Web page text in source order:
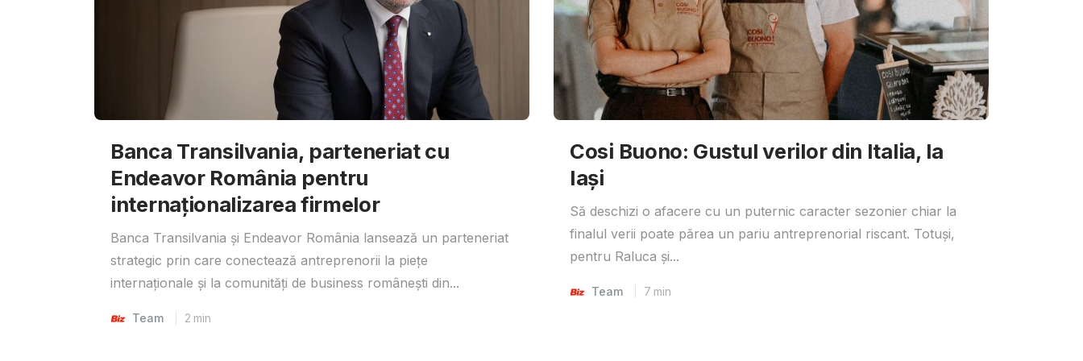
Banca Transilvania, parteneriat cu
Endeavor România pentru
internaționalizarea firmelor
Banca Transilvania și Endeavor România lansează un parteneriat
strategic prin care conectează antreprenorii la piețe
internaționale și la comunități de business românești din...
Team 2 min
Cosi Buono: Gustul verilor din Italia, la
Iași
Să deschizi o afacere cu un puternic caracter sezonier chiar la
finalul verii poate părea un pariu antreprenorial riscant. Totuși,
pentru Raluca și...
Team 7 min